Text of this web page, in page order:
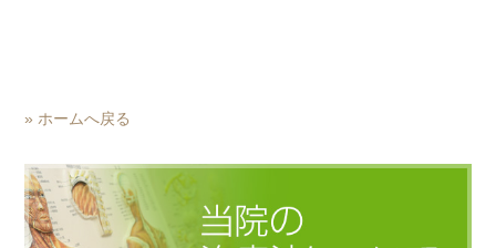
» ホームへ戻る